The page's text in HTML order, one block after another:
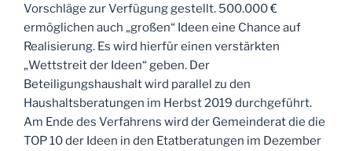
Vorschläge zur Verfügung gestellt. 500.000 €
ermöglichen auch „großen“ Ideen eine Chance auf
Realisierung. Es wird hierfür einen verstärkten
„Wettstreit der Ideen“ geben. Der
Beteiligungshaushalt wird parallel zu den
Haushaltsberatungen im Herbst 2019 durchgeführt.
Am Ende des Verfahrens wird der Gemeinderat die die
TOP 10 der Ideen in den Etatberatungen im Dezember